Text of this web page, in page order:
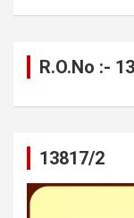
R.O.No :-
13817/2